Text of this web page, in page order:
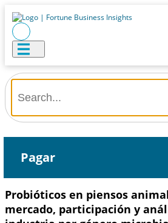
Pagar
Probióticos en piensos
mercado, participación y